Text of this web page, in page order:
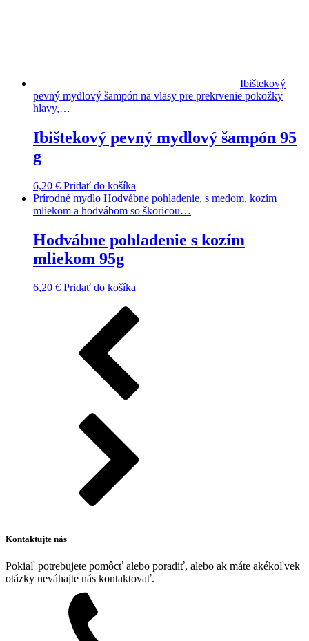
Ibištekový
pevný mydlový šampón na vlasy pre prekrvenie pokožky
hlavy,…
Ibištekový pevný mydlový šampón 95
g
6,20 € Pridať do košíka
Prírodné mydlo Hodvábne pohladenie, s medom, kozím
mliekom a hodvábom so škoricou…
Hodvábne pohladenie s kozím
mliekom 95g
6,20 € Pridať do košíka
Kontaktujte nás
Pokiaľ potrebujete pomôcť alebo poradiť, alebo ak máte akékoľvek
otázky neváhajte nás kontaktovať.